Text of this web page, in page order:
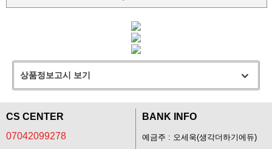
상품정보고시 보기
CS CENTER
07042099278
BANK INFO
예금주 : 오세욱(생각더하기에듀)